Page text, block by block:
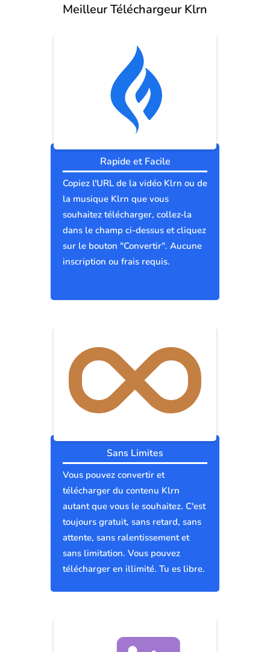
Meilleur Téléchargeur Klrn
Rapide et Facile
Copiez l'URL de la vidéo Klrn ou de
la musique Klrn que vous
souhaitez télécharger, collez-la
dans le champ ci-dessus et cliquez
sur le bouton "Convertir". Aucune
inscription ou frais requis.
Sans Limites
Vous pouvez convertir et
télécharger du contenu Klrn
autant que vous le souhaitez. C'est
toujours gratuit, sans retard, sans
attente, sans ralentissement et
sans limitation. Vous pouvez
télécharger en illimité. Tu es libre.